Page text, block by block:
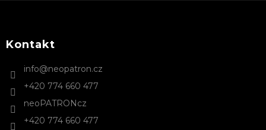
aKontakt
info@neopatron.cz
+420 774 660 477
neoPATRONcz
+420 774 660 477